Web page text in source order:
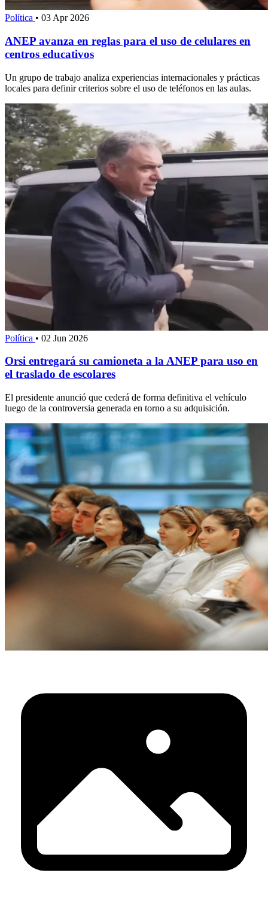
Política • 03 Apr 2026
ANEP avanza en reglas para el uso de celulares en
centros educativos
Un grupo de trabajo analiza experiencias internacionales y prácticas
locales para definir criterios sobre el uso de teléfonos en las aulas.
Política • 02 Jun 2026
Orsi entregará su camioneta a la ANEP para uso en
el traslado de escolares
El presidente anunció que cederá de forma definitiva el vehículo
luego de la controversia generada en torno a su adquisición.